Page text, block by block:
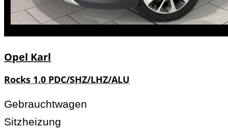
Opel Karl
Rocks 1.0 PDC/SHZ/LHZ/ALU
Gebrauchtwagen
Sitzheizung